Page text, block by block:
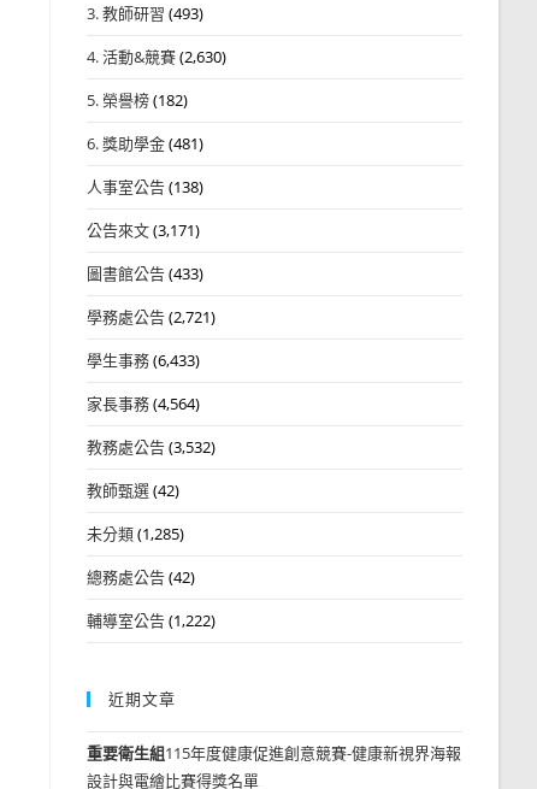
3. 教師研習 (493)
4. 活動&競賽(2,630)
5. 榮譽榜(182)
6. 獎助學金(481)
人事室公告(138)
公告來文(3,171)
圖書館公告(433)
學務處公告(2,721)
學生事務(6,433)
家長事務(4,564)
教務處公告(3,532)
教師甄選(42)
未分類(1,285)
總務處公告(42)
輔導室公告(1,222)
近期文章
重要衛生組115年度健康促進創意競賽-健康新視界海報
設計與電繪比賽得獎名單